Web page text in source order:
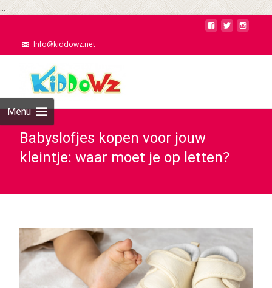
...
Info@kiddowz.net
Menu
Babyslofjes kopen voor jouw
kleintje: waar moet je op letten?